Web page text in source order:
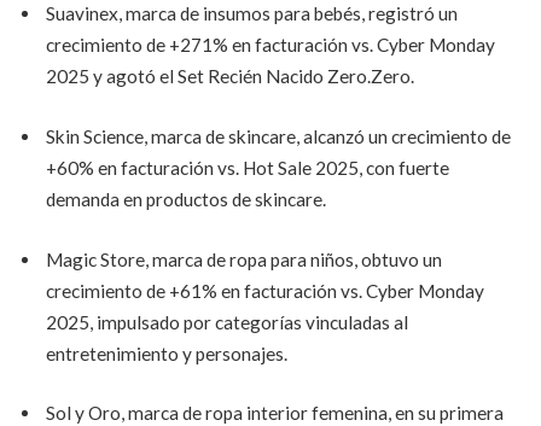
Suavinex, marca de insumos para bebés, registró un
crecimiento de +271% en facturación vs. Cyber Monday
2025 y agotó el Set Recién Nacido Zero.Zero.
Skin Science, marca de skincare, alcanzó un crecimiento de
+60% en facturación vs. Hot Sale 2025, con fuerte
demanda en productos de skincare.
Magic Store, marca de ropa para niños, obtuvo un
crecimiento de +61% en facturación vs. Cyber Monday
2025, impulsado por categorías vinculadas al
entretenimiento y personajes.
Sol y Oro, marca de ropa interior femenina, en su primera